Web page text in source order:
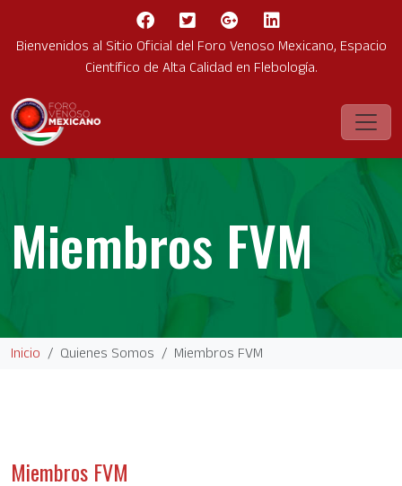
Bienvenidos al Sitio Oficial del Foro Venoso Mexicano, Espacio
Científico de Alta Calidad en Flebología.
Miembros FVM
Inicio Quienes Somos Miembros FVM
Miembros FVM